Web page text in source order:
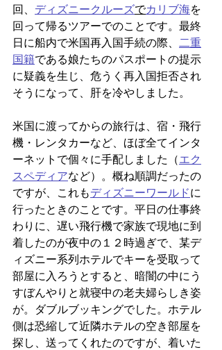
回、 ディズニークルーズでカリブ海を
回って帰るツアーでのことです。最終
日に船内で米国再入国手続の際、 二重
国籍である娘たちのパスポートの提示
に疑義を生じ、危うく再入国拒否され
そうになって、肝を冷やしました。
米国に渡ってからの旅行は、宿・飛行
機・レンタカーなど、ほぼ全てインタ
ーネットで個々に手配しました（エク
スペディアなど）。概ね順調だったの
ですが、これもディズニーワールドに
行ったときのことです。平日の仕事終
わりに、遅い飛行機で家族で現地に到
着したのが夜中の１２時過ぎで、某デ
ィズニー系列ホテルでキーを受取って
部屋に入ろうとすると、暗闇の中にう
すぼんやりと就寝中の老夫婦らしき姿
が。ダブルブッキングでした。ホテル
側は恐縮して近隣ホテルの空き部屋を
探し、送ってくれたのですが、着いた